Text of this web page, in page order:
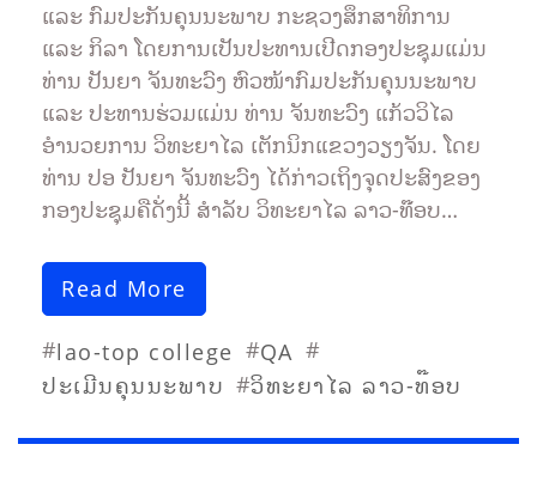
ແລະ ກົມປະກັນຄຸນນະພາບ ກະຊວງສຶກສາທິການ
ແລະ ກິລາ ໂດຍການເປັນປະທານເປີດກອງປະຊຸມແມ່ນ
ທ່ານ ປັນຍາ ຈັນທະວົງ ຫົວໜ້າກົມປະກັນຄຸນນະພາບ
ແລະ ປະທານຮ່ວມແມ່ນ ທ່ານ ຈັນທະວົງ ແກ້ວວິໄລ
ອຳນວຍການ ວິທະຍາໄລ ເຕັກນິກແຂວງວຽງຈັນ. ໂດຍ
ທ່ານ ປອ ປັນຍາ ຈັນທະວົງ ໄດ້ກ່າວເຖິງຈຸດປະສົງຂອງ
ກອງປະຊຸມຄືດັ່ງນີ້ ສຳລັບ ວິທະຍາໄລ ລາວ-ທ໊ອບ…
Read More
#lao-top college #QA #
ປະເມີນຄຸນນະພາບ #ວິທະຍາໄລ ລາວ-ທ໊ອບ